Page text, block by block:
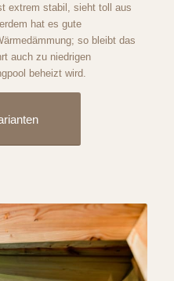
extrem stabil, sieht toll aus
hat es gute
so bleibt das
auch zu niedrigen
beheizt wird.